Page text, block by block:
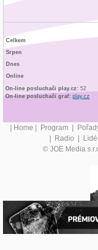
Celkem
Srpen
Dnes
Online
On-line posluchači play.cz: 52
On-line posluchači graf: play.cz
| Home | Program |
| Radio | Lidé
© JOE Media